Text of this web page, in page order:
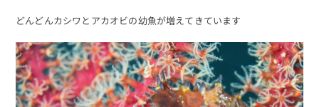
どんどんカシワとアカオビの幼魚が増えてきています